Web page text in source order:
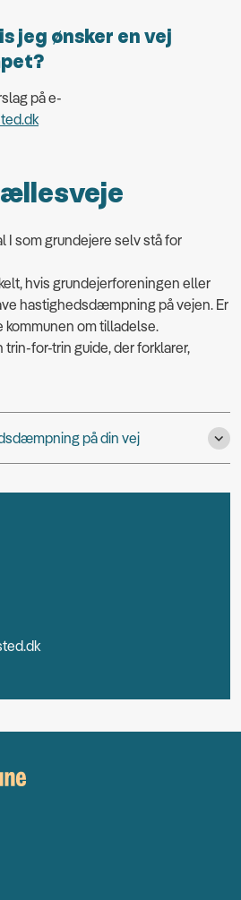
jeg ønsker en vej
på e-
I som grundejere selv stå for
hvis grundejerforeningen eller
hastighedsdæmpning på vejen. Er
kommunen om tilladelse.
for-trin guide, der forklarer,
på din vej